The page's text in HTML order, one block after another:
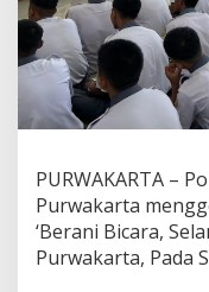
PURWAKARTA –
Purwakarta
‘Berani Bicara,
Purwakarta, Pada